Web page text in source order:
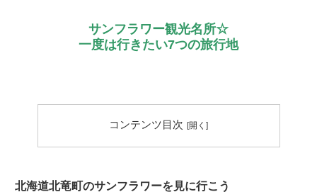
サンフラワー観光名所☆
一度は行きたい7つの旅行地
コンテンツ目次
北海道北竜町のサンフラワーを見に行こう